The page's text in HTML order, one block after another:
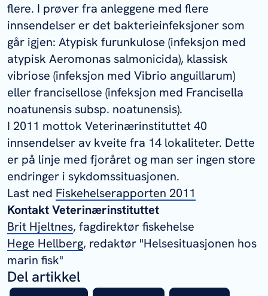
flere. I prøver fra anleggene med flere
innsendelser er det bakterieinfeksjoner som
går igjen: Atypisk furunkulose (infeksjon med
atypisk Aeromonas salmonicida), klassisk
vibriose (infeksjon med Vibrio anguillarum)
eller francisellose (infeksjon med Francisella
noatunensis subsp. noatunensis).
I 2011 mottok Veterinærinstituttet 40
innsendelser av kveite fra 14 lokaliteter. Dette
er på linje med fjoråret og man ser ingen store
endringer i sykdomssituasjonen.
Last ned Fiskehelserapporten 2011
Kontakt Veterinærinstituttet
Brit Hjeltnes, fagdirektør fiskehelse
Hege Hellberg, redaktør "Helsesituasjonen hos
marin fisk"
Del artikkel